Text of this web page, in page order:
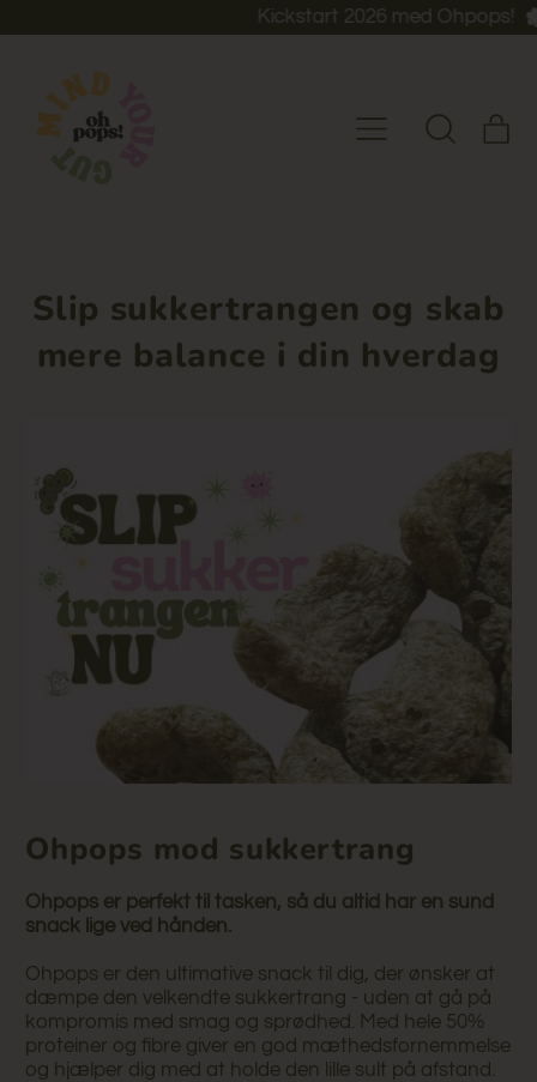
Kickstart 2026 med Ohpops!
Menu
Gør
Slip sukkertrangen og skab
mere balance i din hverdag
Ohpops mod sukkertrang
Ohpops er perfekt til tasken, så du altid har en sund
snack lige ved hånden.
Ohpops er den ultimative snack til dig, der ønsker at
dæmpe den velkendte sukkertrang - uden at gå på
kompromis med smag og sprødhed. Med hele 50%
proteiner og fibre giver en god mæthedsfornemmelse
og hjælper dig med at holde den lille sult på afstand.